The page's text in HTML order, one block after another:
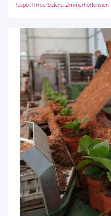
Taspo Three Sisters Zimmerhortensien